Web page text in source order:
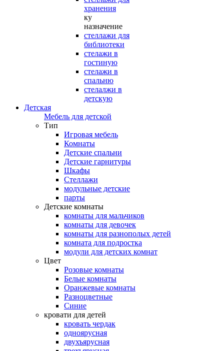
хранения
ку
назначение
стеллажи для
библиотеки
стелажи в
гостиную
стелажи в
спальню
стелалжи в
детскую
Детская
Мебель для детской
Тип
Игровая мебель
Комнаты
Детские спальни
Детские гарнитуры
Шкафы
Стеллажи
модульные детские
парты
Детские комнаты
комнаты для мальчиков
комнаты для девочек
комнаты для разнополых детей
комната для подростка
модули для детских комнат
Цвет
Розовые комнаты
Белые комнаты
Оранжевые комнаты
Разноцветные
Синие
кровати для детей
кровать чердак
одноярусная
двухъярусная